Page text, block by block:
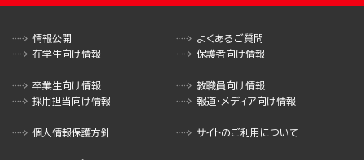
情報公開
よくあるご質問
在学生向け情報
保護者向け情報
卒業生向け情報
教職員向け情報
採用担当向け情報
報道・メディア向け情報
個人情報保護方針 サイトのご利用について